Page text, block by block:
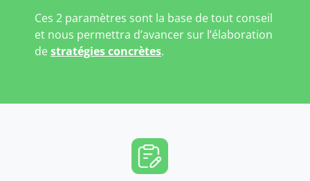
Ces 2 paramètres sont la base de tout conseil
et nous permettra d’avancer sur l’élaboration
destratégies concrètes.